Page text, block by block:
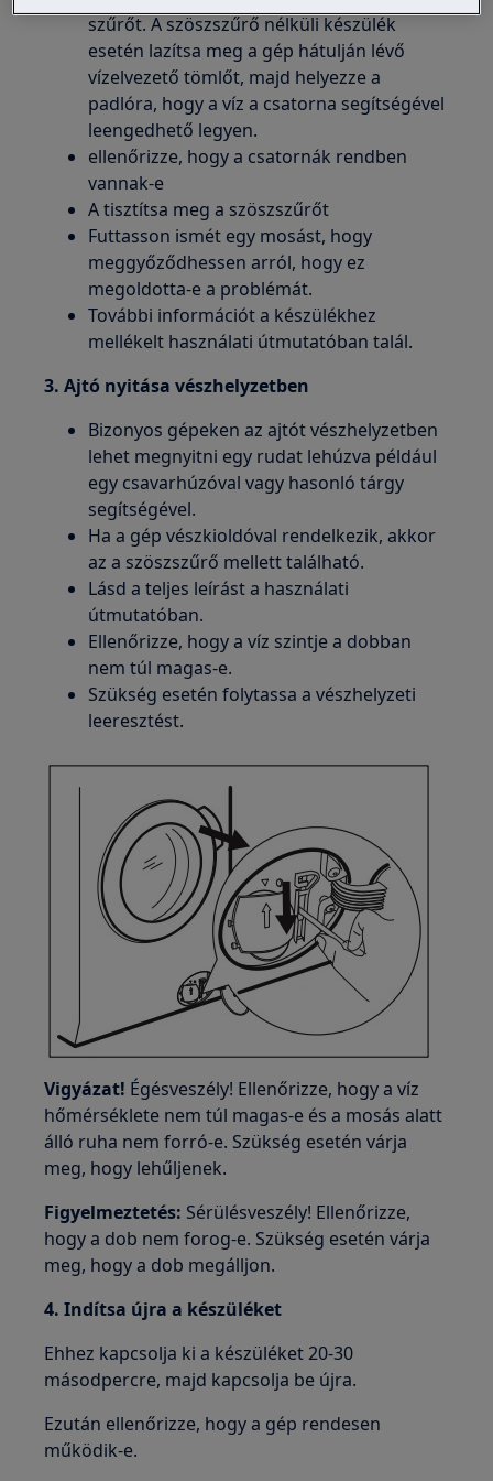
szűrőt. A szöszszűrő nélküli készülék
esetén lazítsa meg a gép hátulján lévő
vízelvezető tömlőt, majd helyezze a
padlóra, hogy a víz a csatorna segítségével
leengedhető legyen.
ellenőrizze, hogy a csatornák rendben
vannak-e
A tisztítsa meg a szöszszűrőt
Futtasson ismét egy mosást, hogy
meggyőződhessen arról, hogy ez
megoldotta-e a problémát.
További információt a készülékhez
mellékelt használati útmutatóban talál.
3. Ajtó nyitása vészhelyzetben
Bizonyos gépeken az ajtót vészhelyzetben
lehet megnyitni egy rudat lehúzva például
egy csavarhúzóval vagy hasonló tárgy
segítségével.
Ha a gép vészkioldóval rendelkezik, akkor
az a szöszszűrő mellett található.
Lásd a teljes leírást a használati
útmutatóban.
Ellenőrizze, hogy a víz szintje a dobban
nem túl magas-e.
Szükség esetén folytassa a vészhelyzeti
leeresztést.
Vigyázat! Égésveszély! Ellenőrizze, hogy a víz
hőmérséklete nem túl magas-e és a mosás alatt
álló ruha nem forró-e. Szükség esetén várja
meg, hogy lehűljenek.
Figyelmeztetés: Sérülésveszély! Ellenőrizze,
hogy a dob nem forog-e. Szükség esetén várja
meg, hogy a dob megálljon.
4. Indítsa újra a készüléket
Ehhez kapcsolja ki a készüléket 20-30
másodpercre, majd kapcsolja be újra.
Ezután ellenőrizze, hogy a gép rendesen
működik-e.